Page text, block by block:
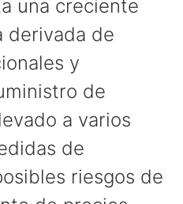
una creciente
derivada de
y
de
a varios
de
riesgos de